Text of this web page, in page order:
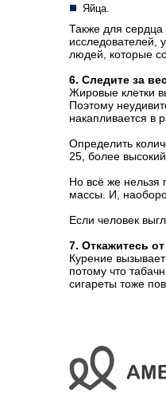
Яйца.
Также для
исследователей,
людей, которые
6. Следите за
Жировые клетки
Поэтому
накапливается в
Определить
25, более
Но всё же нельзя
массы. И,
Если человек
7. Откажитесь
Курение
потому что
сигареты тоже